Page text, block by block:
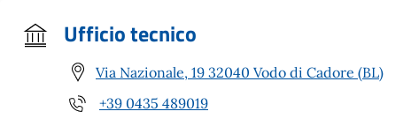
Ufficio tecnico
Via Nazionale, 19 32040 Vodo di Cadore (BL)
+39 0435 489019